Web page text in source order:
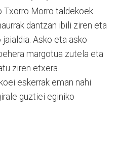
Txorro Morro taldekoek
dantzan ibili ziren eta
Asko eta asko
margotua zutela eta
ziren etxera.
eskerrak eman nahi
guztiei eginiko